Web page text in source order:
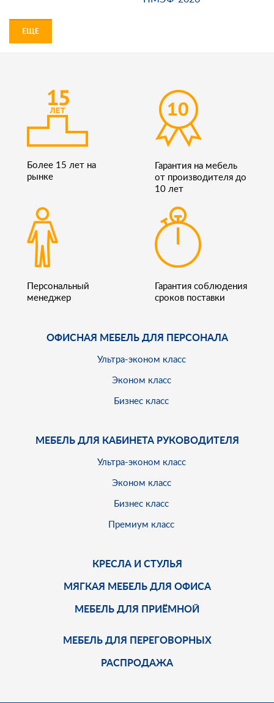
ЕЩЕ
Более 15 лет на
рынке
Гарантия на мебель
от производителя до
10 лет
Персональный
менеджер
Гарантия соблюдения
сроков поставки
ОФИСНАЯ МЕБЕЛЬ ДЛЯ ПЕРСОНАЛА
Ультра-эконом класс
Эконом класс
Бизнес класс
МЕБЕЛЬ ДЛЯ КАБИНЕТА РУКОВОДИТЕЛЯ
Ультра-эконом класс
Эконом класс
Бизнес класс
Премиум класс
КРЕСЛА И СТУЛЬЯ
МЯГКАЯ МЕБЕЛЬ ДЛЯ ОФИСА
МЕБЕЛЬ ДЛЯ ПРИЁМНОЙ
МЕБЕЛЬ ДЛЯ ПЕРЕГОВОРНЫХ
РАСПРОДАЖА